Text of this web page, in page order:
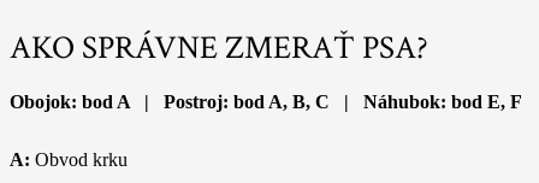
AKO SPRÁVNE ZMERAŤ PSA?
Obojok: bod A | Postroj: bod A, B, C | Náhubok: bod E, F
A: Obvod krku